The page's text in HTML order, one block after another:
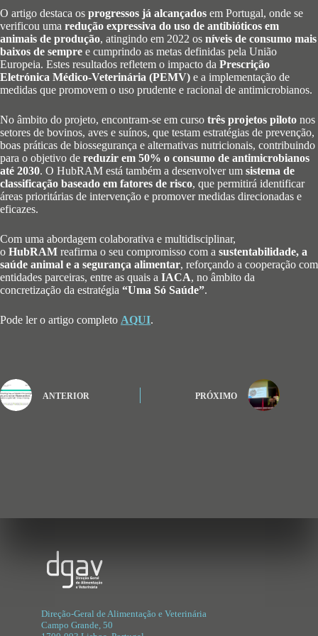
O artigo destaca os progressos já alcançados em Portugal, onde se
verificou uma redução expressiva do uso de antibióticos em
animais de produção, atingindo em 2022 os níveis de consumo mais
baixos de sempre e cumprindo as metas definidas pela União
Europeia. Estes resultados refletem o impacto da Prescrição
Eletrónica Médico-Veterinária (PEMV) e a implementação de
medidas que promovem o uso prudente e racional de antimicrobianos.
No âmbito do projeto, encontram-se em curso três projetos piloto nos
setores de bovinos, aves e suínos, que testam estratégias de prevenção,
boas práticas de biossegurança e alternativas nutricionais, contribuindo
para o objetivo de reduzir em 50% o consumo de antimicrobianos
até 2030. O HubRAM está também a desenvolver um sistema de
classificação baseado em fatores de risco, que permitirá identificar
áreas prioritárias de intervenção e promover medidas direcionadas e
eficazes.
Com uma abordagem colaborativa e multidisciplinar,
o HubRAM reafirma o seu compromisso com a sustentabilidade, a
saúde animal e a segurança alimentar, reforçando a cooperação com
entidades parceiras, entre as quais a IACA, no âmbito da
concretização da estratégia “Uma Só Saúde”.
Pode ler o artigo completo AQUI.
ANTERIOR PRÓXIMO
Direção-Geral de Alimentação e Veterinária
Campo Grande, 50